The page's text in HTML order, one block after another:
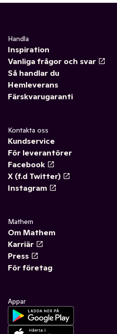
Handla
Inspiration
Vanliga frågor och svar
Så handlar du
Hemleverans
Färskvarugaranti
Kontakta oss
Kundservice
För leverantörer
Facebook
X (f.d Twitter)
Instagram
Mathem
Om Mathem
Karriär
Press
För företag
Appar